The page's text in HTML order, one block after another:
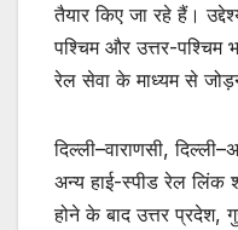
तैयार किए जा रहे हैं।
पश्चिम और उत्तर-
रेल सेवा के माध्यम से
दिल्ली–वाराणसी,
अन्य हाई-स्पीड रेल लिंक
होने के बाद उत्तर प्रदेश,